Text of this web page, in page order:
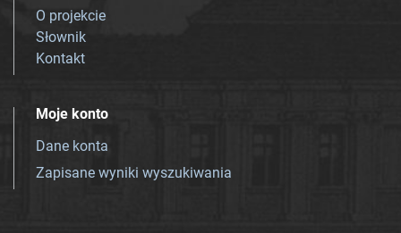
O projekcie
Słownik
Kontakt
Moje konto
Dane konta
Zapisane wyniki wyszukiwania